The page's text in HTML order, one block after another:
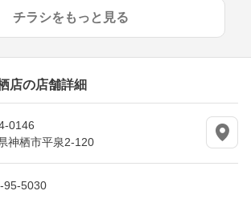
チラシをもっと見る
店の店舗詳細
0146
神栖市平泉2-120
95-5030